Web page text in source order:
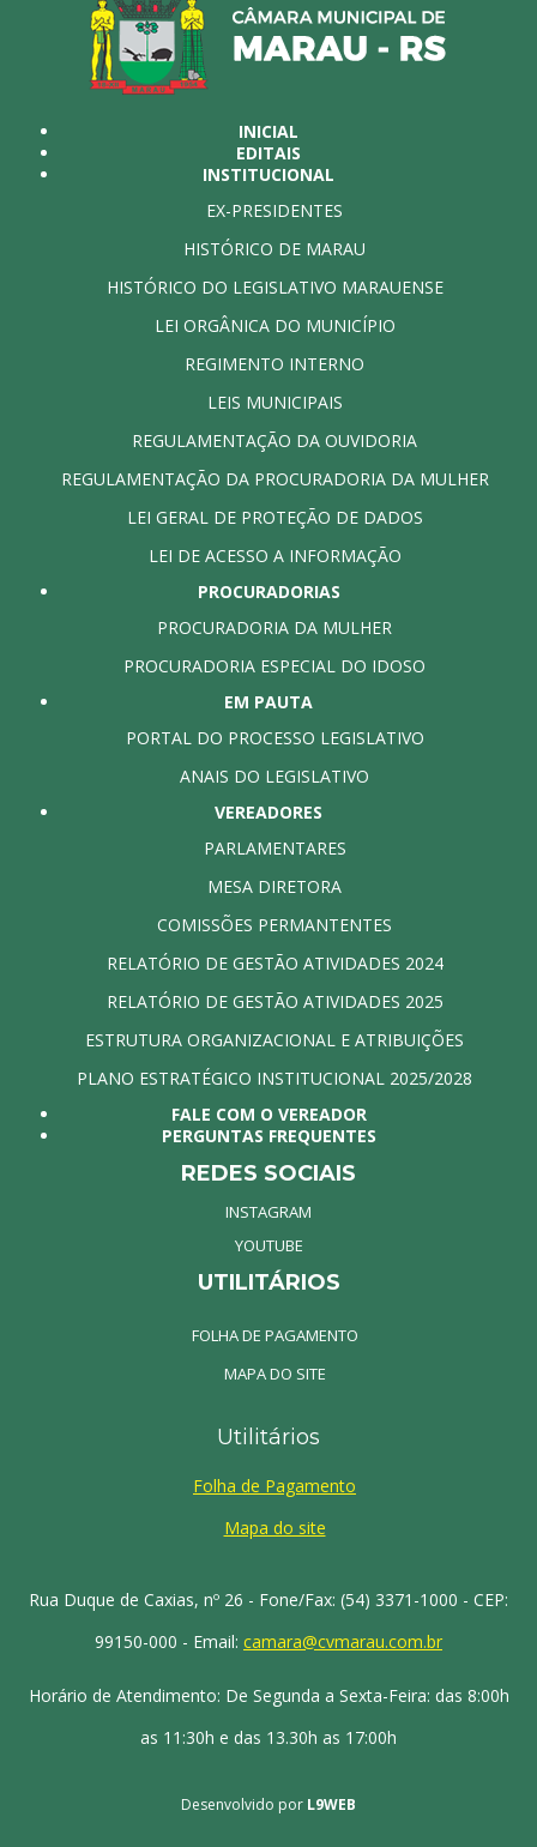
INICIAL
EDITAIS
INSTITUCIONAL
EX-PRESIDENTES
HISTÓRICO DE MARAU
HISTÓRICO DO LEGISLATIVO MARAUENSE
LEI ORGÂNICA DO MUNICÍPIO
REGIMENTO INTERNO
LEIS MUNICIPAIS
REGULAMENTAÇÃO DA OUVIDORIA
REGULAMENTAÇÃO DA PROCURADORIA DA MULHER
LEI GERAL DE PROTEÇÃO DE DADOS
LEI DE ACESSO A INFORMAÇÃO
PROCURADORIAS
PROCURADORIA DA MULHER
PROCURADORIA ESPECIAL DO IDOSO
EM PAUTA
PORTAL DO PROCESSO LEGISLATIVO
ANAIS DO LEGISLATIVO
VEREADORES
PARLAMENTARES
MESA DIRETORA
COMISSÕES PERMANTENTES
RELATÓRIO DE GESTÃO ATIVIDADES 2024
RELATÓRIO DE GESTÃO ATIVIDADES 2025
ESTRUTURA ORGANIZACIONAL E ATRIBUIÇÕES
PLANO ESTRATÉGICO INSTITUCIONAL 2025/2028
FALE COM O VEREADOR
PERGUNTAS FREQUENTES
REDES SOCIAIS
INSTAGRAM
YOUTUBE
UTILITÁRIOS
FOLHA DE PAGAMENTO
MAPA DO SITE
Utilitários
Folha de Pagamento
Mapa do site
Rua Duque de Caxias, nº 26 - Fone/Fax: (54) 3371-1000 - CEP:
99150-000 - Email: camara@cvmarau.com.br
Horário de Atendimento: De Segunda a Sexta-Feira: das 8:00h
as 11:30h e das 13.30h as 17:00h
Desenvolvido por L9WEB